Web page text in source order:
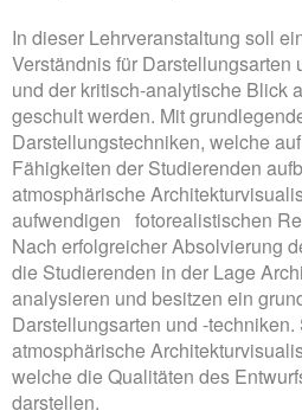
In dieser Lehrveranstaltung soll
Verständnis für Darstellungsarten
und der kritisch-analytische Blick
geschult werden. Mit
Darstellungstechniken, welche
Fähigkeiten der Studierenden
atmosphärische
aufwendigen fotorealistischen
Nach erfolgreicher Absolvierung
die Studierenden in der Lage
analysieren und besitzen ein
Darstellungsarten und -
atmosphärische
welche die Qualitäten des
darstellen.